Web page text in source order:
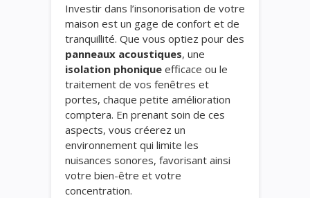
Investir dans l’insonorisation de votre
maison est un gage de confort et de
tranquillité. Que vous optiez pour des
panneaux acoustiques, une
isolation phonique efficace ou le
traitement de vos fenêtres et
portes, chaque petite amélioration
comptera. En prenant soin de ces
aspects, vous créerez un
environnement qui limite les
nuisances sonores, favorisant ainsi
votre bien-être et votre
concentration.